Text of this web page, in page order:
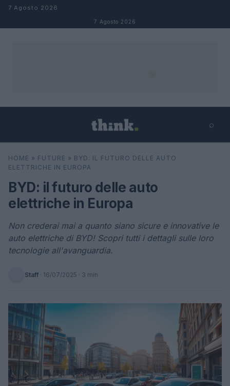
Salta al contenuto
7 Agosto 2026
7 Agosto 2026
⌕
Cerca
HOME » FUTURE » BYD: IL FUTURO DELLE AUTO
ELETTRICHE IN EUROPA
BYD: il futuro delle auto
elettriche in Europa
Non crederai mai a quanto siano sicure e innovative le
auto elettriche di BYD! Scopri tutti i dettagli sulle loro
tecnologie all'avanguardia.
Staff · 16/07/2025 · 3 min